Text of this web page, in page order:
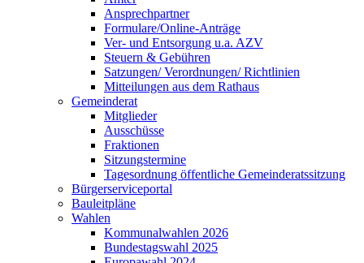
Ansprechpartner
Formulare/Online-Anträge
Ver- und Entsorgung u.a. AZV
Steuern & Gebühren
Satzungen/ Verordnungen/ Richtlinien
Mitteilungen aus dem Rathaus
Gemeinderat
Mitglieder
Ausschüsse
Fraktionen
Sitzungstermine
Tagesordnung öffentliche Gemeinderatssitzung
Bürgerserviceportal
Bauleitpläne
Wahlen
Kommunalwahlen 2026
Bundestagswahl 2025